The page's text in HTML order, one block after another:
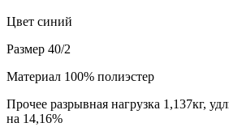
Цвет синий
Размер 40/2
Материал 100% полиэстер
Прочее разрывная нагрузка 1,137кг,
на 14,16%